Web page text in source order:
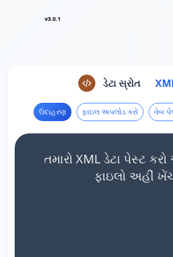
v3.0.1
ડેટા સ્રોત
ઉદાહરણ ફાઇલ અપલોડ કરો વેબ
તમારો XML ડેટા પેસ્ટ
ફાઇલો અહીં